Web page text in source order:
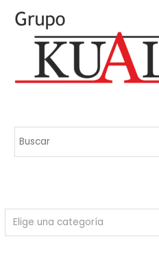
Elige una categoría